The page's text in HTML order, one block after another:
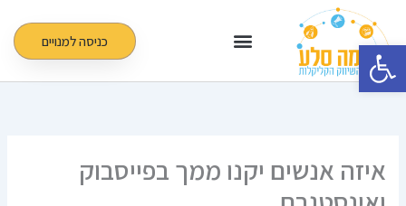
פתח סרגל נגישות
לתוכן
כניסה למנויים
איזה אנשים יקנו ממך בפייסבוק